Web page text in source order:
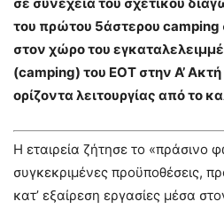
του πρώτου 5άστερου camping
στον χώρο του
(camping) του ΕΟΤ στην Α’
ορίζοντα λειτουργίας από το
Η εταιρεία ζήτησε τo «πράσινο
συγκεκριμένες προϋποθέσεις,
κατ’ εξαίρεση εργασίες μέσα